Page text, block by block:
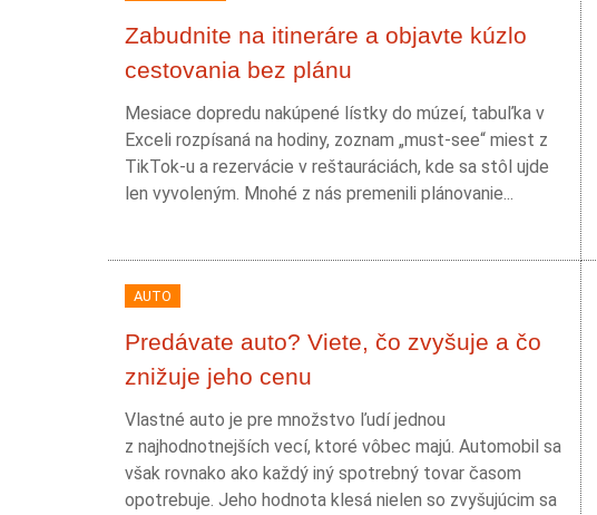
Zabudnite na itineráre a objavte kúzlo
cestovania bez plánu
Mesiace dopredu nakúpené lístky do múzeí, tabuľka v
Exceli rozpísaná na hodiny, zoznam „must-see“ miest z
TikTok-u a rezervácie v reštauráciách, kde sa stôl ujde
len vyvoleným. Mnohé z nás premenili plánovanie...
AUTO
Predávate auto? Viete, čo zvyšuje a čo
znižuje jeho cenu
Vlastné auto je pre množstvo ľudí jednou
z najhodnotnejších vecí, ktoré vôbec majú. Automobil sa
však rovnako ako každý iný spotrebný tovar časom
opotrebuje. Jeho hodnota klesá nielen so zvyšujúcim sa